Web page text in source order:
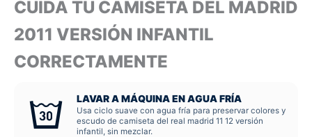
CUIDA TU CAMISETA DEL MADRID
2011 VERSIÓN INFANTIL
CORRECTAMENTE
LAVAR A MÁQUINA EN AGUA FRÍA
Usa ciclo suave con agua fría para preservar colores y
escudo de camiseta del real madrid 11 12 versión
infantil, sin mezclar.